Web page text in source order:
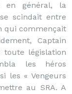
en général, la
scindait entre
qui commençait
Captain
toute législation
les héros
les « Vengeurs
au SRA. A